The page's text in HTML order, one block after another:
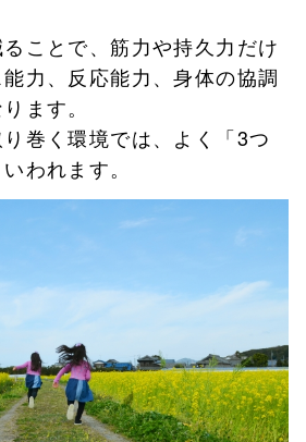
ことで、筋力や持久力だけ
力、反応能力、身体の協調
ます。
巻く環境では、よく「3つ
われます。